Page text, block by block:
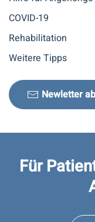
COVID-19
Rehabilitation
Weitere Tipps
Newletter
Für